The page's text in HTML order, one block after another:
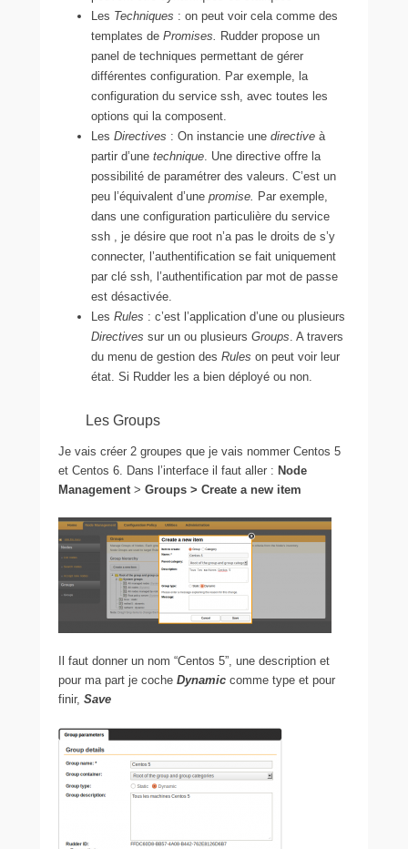
Les Techniques : on peut voir cela comme des
templates de Promises. Rudder propose un
panel de techniques permettant de gérer
différentes configuration. Par exemple, la
configuration du service ssh, avec toutes les
options qui la composent.
Les Directives : On instancie une directive à
partir d’une technique. Une directive offre la
possibilité de paramétrer des valeurs. C’est un
peu l’équivalent d’une promise. Par exemple,
dans une configuration particulière du service
ssh , je désire que root n’a pas le droits de s’y
connecter, l’authentification se fait uniquement
par clé ssh, l’authentification par mot de passe
est désactivée.
Les Rules : c’est l’application d’une ou plusieurs
Directives sur un ou plusieurs Groups. A travers
du menu de gestion des Rules on peut voir leur
état. Si Rudder les a bien déployé ou non.
Les Groups
Je vais créer 2 groupes que je vais nommer Centos 5
et Centos 6. Dans l’interface il faut aller : Node
Management> Groups > Create a new item
Il faut donner un nom “Centos 5”, une description et
pour ma part je coche Dynamic comme type et pour
finir, Save